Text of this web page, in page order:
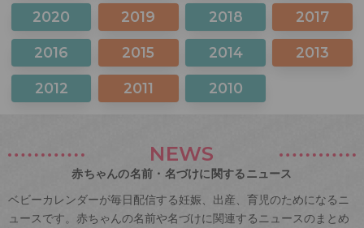
2020 2019 2018 2017
2016 2015 2014 2013
2012 2011 2010
NEWS
赤ちゃんの名前・名づけに関するニュース
ベビーカレンダーが毎日配信する妊娠、出産、育児のためになるニ
ュースです。赤ちゃんの名前や名づけに関連するニュースのまとめ